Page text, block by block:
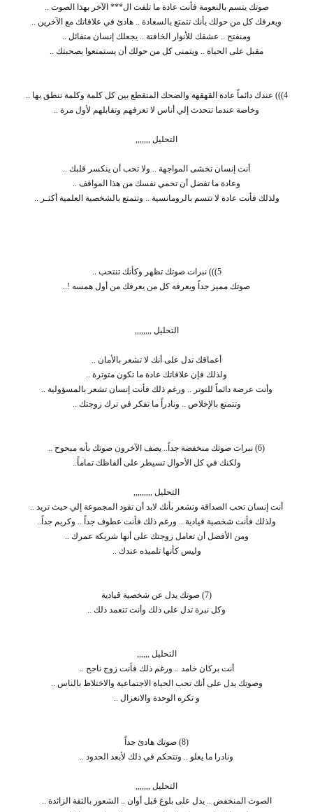
صوتك يتسم بالنعومة فأنت عادة ما تلفت ال*** الآخر بهذا الصوت ..
ويعرفك كل من حولك بأنك تتمتع بالسعادة .. هادئ في علاقاتك مع الآخرين ..
ومنفتح .. عشقك للأنوار الخافتة .. يجعلك إنسان متفائل ..
مقبل على الحياة .. ويتمنى كل من حولك أن يستمتعوا بصحبتك ..
4))) عندك دائماً عادة القهقهة والضحك المتقطع بين كل كلمة وكلمة تنطق بها ..
وخاصة عندما تتحدث إلي أناس لا تعرفهم وتقابلهم لأول مرة ..
التحليل ,,,,,,,
أنت إنسان تخشى المواجهة .. ولا تحب أن ينكسر قلبك ..
وعادة ما تفضل أن تحمي نفسك من هذا المواقف ..
ولذلك فأنت عادة لا تتسم بالرومانسية .. وتتمتع بالشخصية العلمية أكثـر ..
5))) نبرات صوتك تظهر وكأنك تنتحب ..
صوتك مميز جداً ويعرفه كل من يعرفك من أول همسه !..
التحليل ,,,,,,,,
أعماقك تدل على أنك لا تشعر بالأمان ..
ولذلك فإن علاقاتك عادة ما تكون متوترة ..
وأنت عرضة دائماً للتوتر .. ورغم ذلك فأنت إنسان تشعر بالمسؤولية ..
وتتمتع بالإخلاص .. ونادراً ما تفكر في ترك زوجتك ..
(6) نبرات صوتك منخفضة جداً.. يصف الآخرون صوتك بأنه مبحوح ..
ولكنك في كل الأحوال تسيطر على ألفاظك تماماً..
التحليل ,,,,,,,,,
أنت إنسان تحب الصداقة وتشعر بأنك لابد أن تقود المجموعة إلي حيث تريد ..
ولذلك فأنت شخصية قيادية .. ورغم ذلك فأنت عطوف جداً .. وكريم جداً..
ومن الأفضل أن تعامل زوجتك على أنها شريكة عمرك ..
وليس كأنها تلميذه عندك ..
(7) صوتك يدل عن شخصية قيادية
وكل نبرة تدل على ذلك وأنت تتعمد ذلك ..
التحليل ,,,,,,
أنت بركان خامد .. ورغم ذلك فأنت زوج ناجح ..
وصوتك يدل على أنك تحب الحياة الاجتماعية والاختلاط بالناس ..
و تكره الوحدة والانعزال ..
(8) صوتك هادئ جداً
ونادرا ما يعلو .. وتتحكم في ذلك لأبعد الحدود ..
التحليل ,,,,,,,
الصوت المنخفض .. يدل على بلوغ قبل أوان .. الشعور بالثقة الزائدة ..